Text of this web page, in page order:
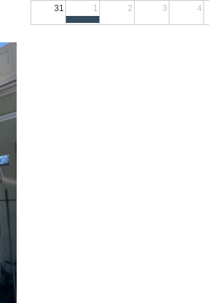
31 1 2 3 4